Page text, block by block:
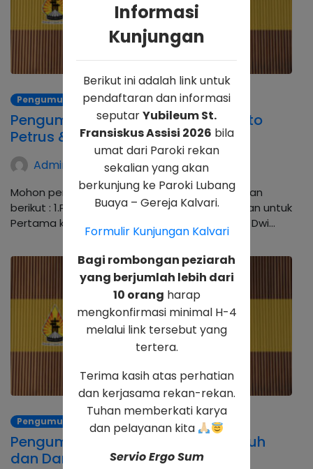
Pengumuman
Pengumuman Misa Hari Raya Santo
Petrus & Santo Paulus
Admin Kalvari
Mohon perhatian untuk beberapa pengumuman
berikut : 1.Pengumuman Perkawinan Di umumkan untuk
Pertama kali : Yulia Indriyani dengan Yosaphat Dwi…
Pengumuman
Pengumuman Misa Hari Raya Tubuh
dan Darah Kristus
Informasi
Kunjungan
Berikut ini adalah link untuk
pendaftaran dan informasi
seputarYubileum St.
Fransiskus Assisi 2026 bila
umat dari Paroki rekan
sekalian yang akan
berkunjung ke Paroki Lubang
Buaya – Gereja Kalvari.
Formulir Kunjungan Kalvari
Bagi rombongan peziarah
yang berjumlah lebih dari
10 orang harap
mengkonfirmasi minimal H-4
melalui link tersebut yang
tertera.
Terima kasih atas perhatian
dan kerjasama rekan-rekan.
Tuhan memberkati karya
dan pelayanan kita
Servio Ergo Sum